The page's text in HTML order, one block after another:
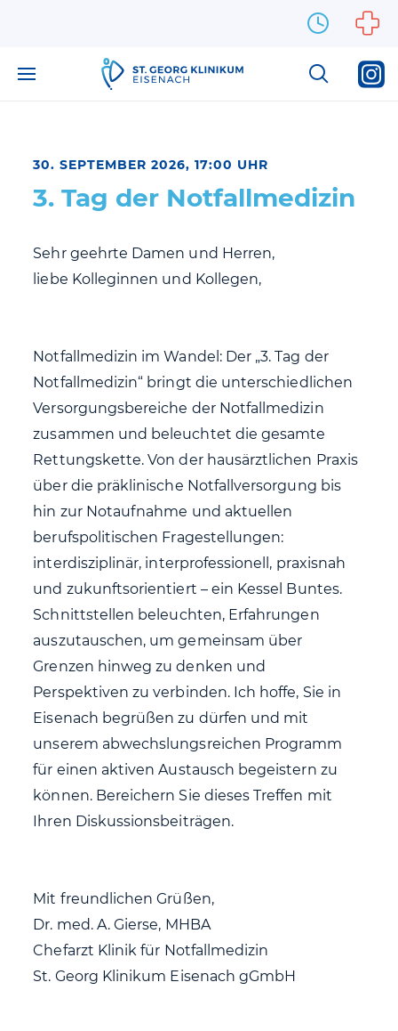
30. SEPTEMBER 2026, 17:00 UHR
3. Tag der Notfallmedizin
Sehr geehrte Damen und Herren,
liebe Kolleginnen und Kollegen,
Notfallmedizin im Wandel: Der „3. Tag der
Notfallmedizin“ bringt die unterschiedlichen
Versorgungsbereiche der Notfallmedizin
zusammen und beleuchtet die gesamte
Rettungskette. Von der hausärztlichen Praxis
über die präklinische Notfallversorgung bis
hin zur Notaufnahme und aktuellen
berufspolitischen Fragestellungen:
interdisziplinär, interprofessionell, praxisnah
und zukunftsorientiert – ein Kessel Buntes.
Schnittstellen beleuchten, Erfahrungen
auszutauschen, um gemeinsam über
Grenzen hinweg zu denken und
Perspektiven zu verbinden. Ich hoffe, Sie in
Eisenach begrüßen zu dürfen und mit
unserem abwechslungsreichen Programm
für einen aktiven Austausch begeistern zu
können. Bereichern Sie dieses Treffen mit
Ihren Diskussionsbeiträgen.
Mit freundlichen Grüßen,
Dr. med. A. Gierse, MHBA
Chefarzt Klinik für Notfallmedizin
St. Georg Klinikum Eisenach gGmbH